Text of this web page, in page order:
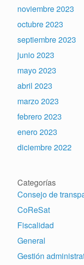
noviembre 2023
octubre 2023
septiembre 2023
junio 2023
mayo 2023
abril 2023
marzo 2023
febrero 2023
enero 2023
diciembre 2022
Categorías
Consejo de
CoReSat
Fiscalidad
General
Gestión